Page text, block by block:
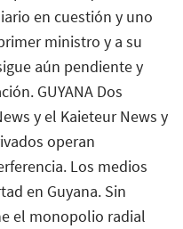
en cuestión y uno
ministro y a su
aún pendiente y
GUYANA Dos
y el Kaieteur News y
operan
Los medios
en Guyana. Sin
el monopolio radial